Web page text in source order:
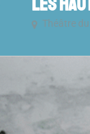
Théâtre